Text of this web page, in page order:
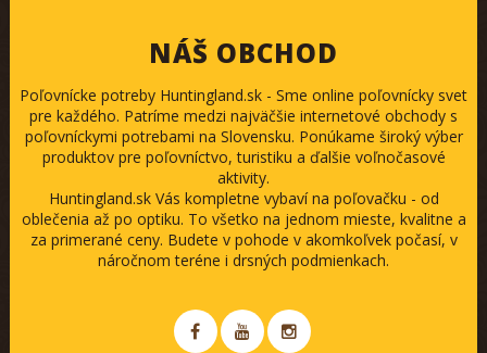
NÁŠ OBCHOD
Poľovnícke potreby Huntingland.sk - Sme online poľovnícky svet
pre každého. Patríme medzi najväčšie internetové obchody s
poľovníckymi potrebami na Slovensku. Ponúkame široký výber
produktov pre poľovníctvo, turistiku a ďalšie voľnočasové
aktivity.
Huntingland.sk Vás kompletne vybaví na poľovačku - od
oblečenia až po optiku. To všetko na jednom mieste, kvalitne a
za primerané ceny. Budete v pohode v akomkoľvek počasí, v
náročnom teréne i drsných podmienkach.